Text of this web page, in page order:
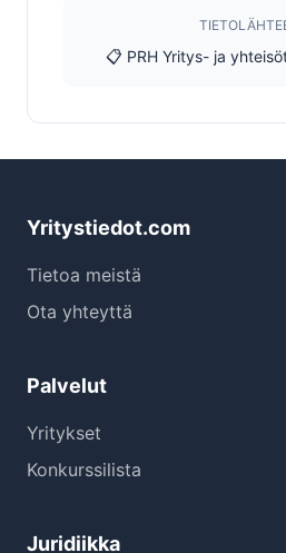
📋 PRH Yritys- ja
Yritystiedot.com
Tietoa meistä
Ota yhteyttä
Palvelut
Yritykset
Konkurssilista
Juridiikka